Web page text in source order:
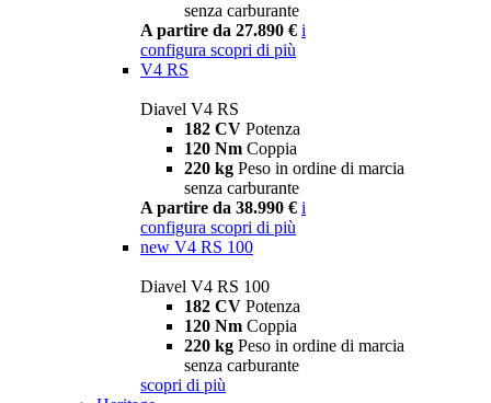
senza carburante
A partire da 27.890 € i
configura scopri di più
V4 RS
Diavel V4 RS
182 CV Potenza
120 Nm Coppia
220 kg Peso in ordine di marcia
senza carburante
A partire da 38.990 € i
configura scopri di più
new V4 RS 100
Diavel V4 RS 100
182 CV Potenza
120 Nm Coppia
220 kg Peso in ordine di marcia
senza carburante
scopri di più